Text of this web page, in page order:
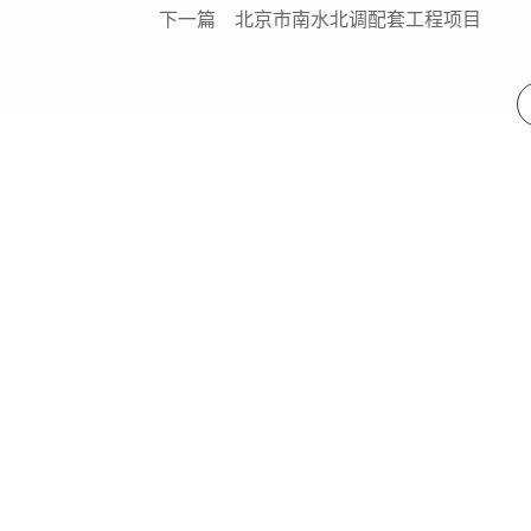
下一篇 北京市南水北调配套工程项目